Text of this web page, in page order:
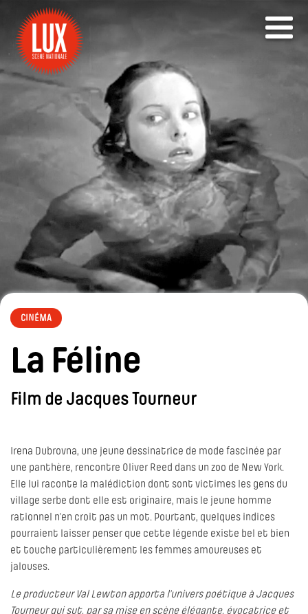
CINÉMA
La Féline
Film de Jacques Tourneur
Irena Dubrovna, une jeune dessinatrice de mode fascinée par
une panthère, rencontre Oliver Reed dans un zoo de New York.
Elle lui raconte la malédiction dont sont victimes les gens du
village serbe dont elle est originaire, mais le jeune homme
rationnel n’en croit pas un mot. Pourtant, quelques indices
pourraient laisser penser que cette légende existe bel et bien
et touche particulièrement les femmes amoureuses et
jalouses.
Le producteur Val Lewton apporta l’univers poétique à Jacques
Tourneur qui sut, par sa mise en scène élégante, évocatrice et